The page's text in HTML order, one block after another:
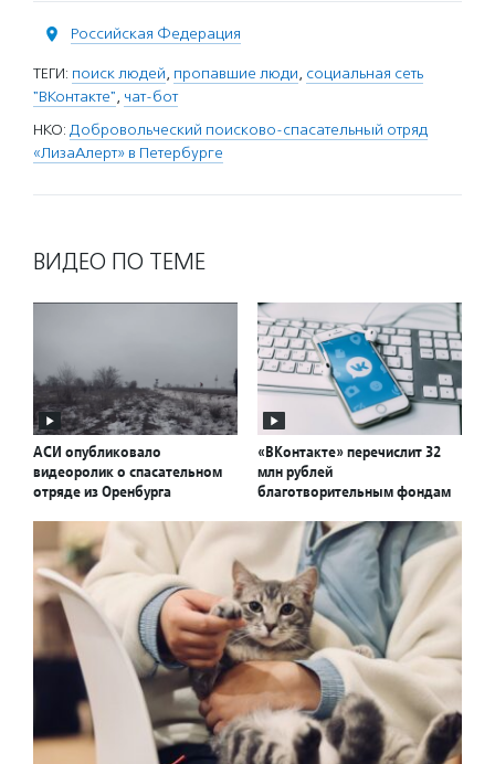
Российская Федерация
ТЕГИ: поиск людей, пропавшие люди, социальная сеть
"ВКонтакте", чат-бот
НКО: Добровольческий поисково-спасательный отряд
«ЛизаАлерт» в Петербурге
ВИДЕО ПО ТЕМЕ
АСИ опубликовало
видеоролик о спасательном
отряде из Оренбурга
«ВКонтакте» перечислит 32
млн рублей
благотворительным фондам